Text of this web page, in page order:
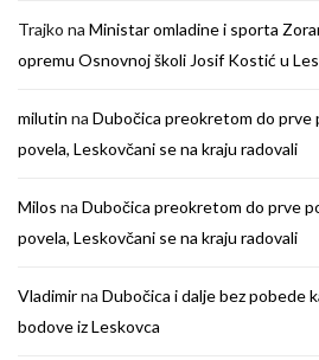
Trajko na Ministar omladine i sporta
opremu Osnovnoj školi Josif Kostić u
milutin na Dubočica preokretom do prve
povela, Leskovčani se na kraju radovali
Milos na Dubočica preokretom do prve
povela, Leskovčani se na kraju radovali
Vladimirna Dubočica i dalje bez pobede
bodove iz Leskovca